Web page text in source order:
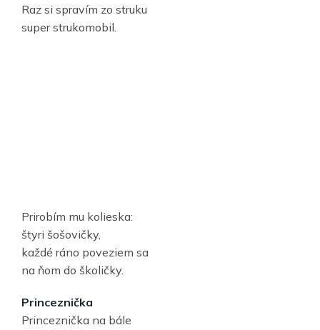
Raz si spravím zo struku
super strukomobil.
Prirobím mu kolieska:
štyri šošovičky,
každé ráno poveziem sa
na ňom do školičky.
Princeznička
Princeznička na bále